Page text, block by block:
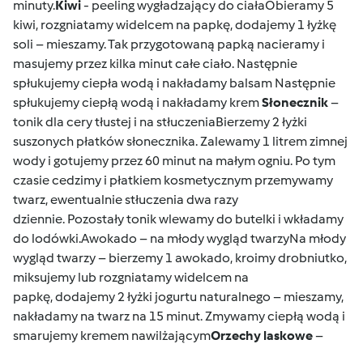
minuty.Kiwi- peeling wygładzający do ciałaObieramy 5
kiwi, rozgniatamy widelcem na papkę, dodajemy 1 łyżkę
soli – mieszamy. Tak przygotowaną papką nacieramy i
masujemy przez kilka minut całe ciało. Następnie
spłukujemy ciepła wodą i nakładamy balsam Następnie
spłukujemy ciepłą wodą i nakładamy kremSłonecznik–
tonik dla cery tłustej i na stłuczeniaBierzemy 2 łyżki
suszonych płatków słonecznika. Zalewamy 1 litrem zimnej
wody i gotujemy przez 60 minut na małym ogniu. Po tym
czasie cedzimy i płatkiem kosmetycznym przemywamy
twarz, ewentualnie stłuczenia dwa razy
dziennie. Pozostały tonik wlewamy do butelki i wkładamy
do lodówki.Awokado – na młody wygląd twarzyNa młody
wygląd twarzy – bierzemy 1 awokado, kroimy drobniutko,
miksujemy lub rozgniatamy widelcem na
papkę, dodajemy 2 łyżki jogurtu naturalnego – mieszamy,
nakładamy na twarz na 15 minut. Zmywamy ciepłą wodą i
smarujemy kremem nawilżającymOrzechy laskowe–